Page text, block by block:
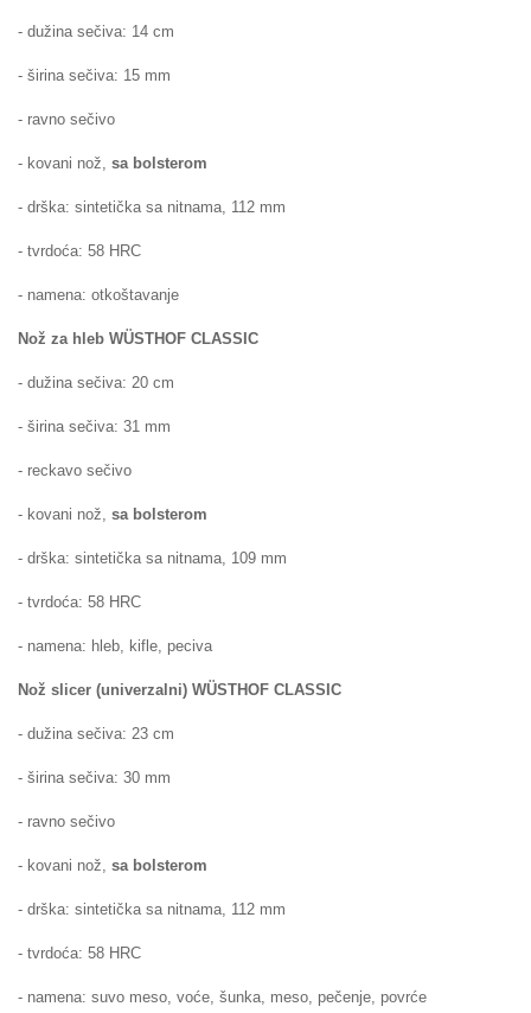
- dužina sečiva: 14 cm
- širina sečiva: 15 mm
- ravno sečivo
- kovani nož, sa bolsterom
- drška: sintetička sa nitnama, 112 mm
- tvrdoća: 58 HRC
- namena: otkoštavanje
Nož za hleb WÜSTHOF CLASSIC
- dužina sečiva: 20 cm
- širina sečiva: 31 mm
- reckavo sečivo
- kovani nož, sa bolsterom
- drška: sintetička sa nitnama, 109 mm
- tvrdoća: 58 HRC
- namena: hleb, kifle, peciva
Nož slicer (univerzalni) WÜSTHOF CLASSIC
- dužina sečiva: 23 cm
- širina sečiva: 30 mm
- ravno sečivo
- kovani nož, sa bolsterom
- drška: sintetička sa nitnama, 112 mm
- tvrdoća: 58 HRC
- namena: suvo meso, voće, šunka, meso, pečenje, povrće